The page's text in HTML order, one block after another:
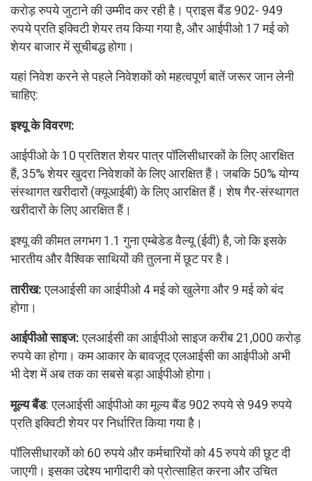
करोड़ रुपये जुटाने की उम्मीद कर रही है। प्राइस बैंड 902- 949
रुपये प्रति इक्विटी शेयर तय किया गया है, और आईपीओ 17 मई को
शेयर बाजार में सूचीबद्ध होगा।
यहां निवेश करने से पहले निवेशकों को महत्वपूर्ण बातें जरूर जान लेनी
चाहिए:
इश्यू के विवरण:
आईपीओ के 10 प्रतिशत शेयर पात्र पॉलिसीधारकों के लिए आरक्षित
हैं, 35% शेयर खुदरा निवेशकों के लिए आरक्षित हैं। जबकि 50% योग्य
संस्थागत खरीदारों (क्यूआईबी) के लिए आरक्षित हैं। शेष गैर-संस्थागत
खरीदारों के लिए आरक्षित हैं।
इश्यू की कीमत लगभग 1.1 गुना एम्बेडेड वैल्यू (ईवी) है, जो कि इसके
भारतीय और वैश्विक साथियों की तुलना में छूट पर है।
तारीख: एलआईसी का आईपीओ 4 मई को खुलेगा और 9 मई को बंद
होगा।
आईपीओ साइज: एलआईसी का आईपीओ साइज करीब 21,000 करोड़
रुपये का होगा। कम आकार के बावजूद एलआईसी का आईपीओ अभी
भी देश में अब तक का सबसे बड़ा आईपीओ होगा।
मूल्य बैंड: एलआईसी आईपीओ का मूल्य बैंड 902 रुपये से 949 रुपये
प्रति इक्विटी शेयर पर निर्धारित किया गया है।
पॉलिसीधारकों को 60 रुपये और कर्मचारियों को 45 रुपये की छूट दी
जाएगी। इसका उद्देश्य भागीदारी को प्रोत्साहित करना और उचित